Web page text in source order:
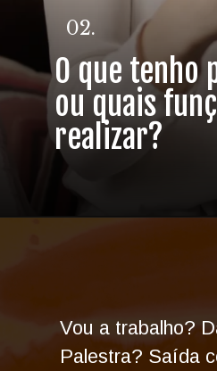
O que tenho
ou quais
realizar?
02.
Vou a trabalho?
Palestra? Saída